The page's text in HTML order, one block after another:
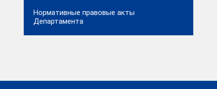
Нормативные правовые акты
Департамента